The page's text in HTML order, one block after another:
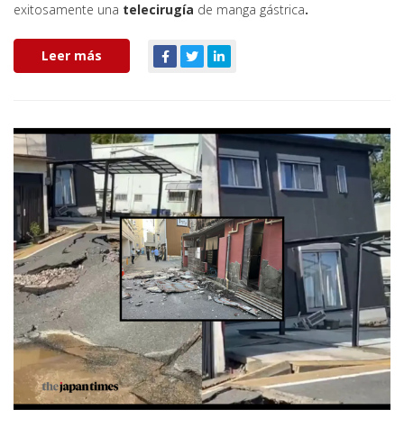
exitosamente una telecirugía de manga gástrica.
Leer más